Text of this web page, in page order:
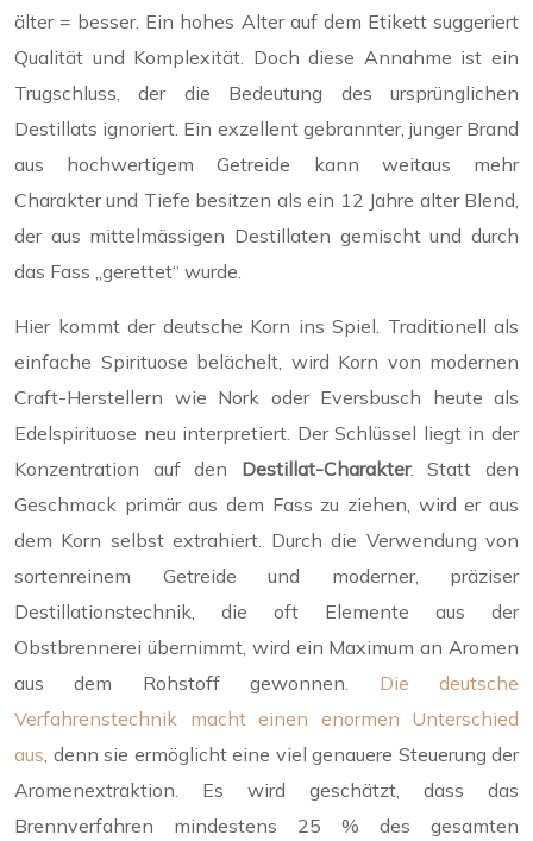
älter = besser. Ein hohes Alter auf dem Etikett suggeriert
Qualität und Komplexität. Doch diese Annahme ist ein
Trugschluss, der die Bedeutung des ursprünglichen
Destillats ignoriert. Ein exzellent gebrannter, junger Brand
aus hochwertigem Getreide kann weitaus mehr
Charakter und Tiefe besitzen als ein 12 Jahre alter Blend,
der aus mittelmässigen Destillaten gemischt und durch
das Fass „gerettet“ wurde.
Hier kommt der deutsche Korn ins Spiel. Traditionell als
einfache Spirituose belächelt, wird Korn von modernen
Craft-Herstellern wie Nork oder Eversbusch heute als
Edelspirituose neu interpretiert. Der Schlüssel liegt in der
Konzentration auf den Destillat-Charakter. Statt den
Geschmack primär aus dem Fass zu ziehen, wird er aus
dem Korn selbst extrahiert. Durch die Verwendung von
sortenreinem Getreide und moderner, präziser
Destillationstechnik, die oft Elemente aus der
Obstbrennerei übernimmt, wird ein Maximum an Aromen
aus dem Rohstoff gewonnen. Die deutsche
Verfahrenstechnik macht einen enormen Unterschied
aus, denn sie ermöglicht eine viel genauere Steuerung der
Aromenextraktion. Es wird geschätzt, dass das
Brennverfahren mindestens 25 % des gesamten